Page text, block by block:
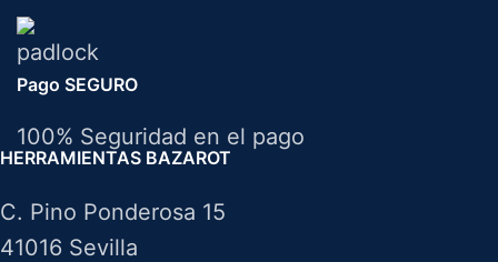
Pago SEGURO
100% Seguridad en el pago
HERRAMIENTAS BAZAROT
C. Pino Ponderosa 15
41016 Sevilla